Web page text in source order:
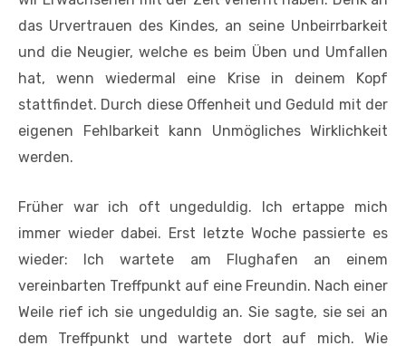
das Urvertrauen des Kindes, an seine Unbeirrbarkeit
und die Neugier, welche es beim Üben und Umfallen
hat, wenn wiedermal eine Krise in deinem Kopf
stattfindet. Durch diese Offenheit und Geduld mit der
eigenen Fehlbarkeit kann Unmögliches Wirklichkeit
werden.
Früher war ich oft ungeduldig. Ich ertappe mich
immer wieder dabei. Erst letzte Woche passierte es
wieder: Ich wartete am Flughafen an einem
vereinbarten Treffpunkt auf eine Freundin. Nach einer
Weile rief ich sie ungeduldig an. Sie sagte, sie sei an
dem Treffpunkt und wartete dort auf mich. Wie